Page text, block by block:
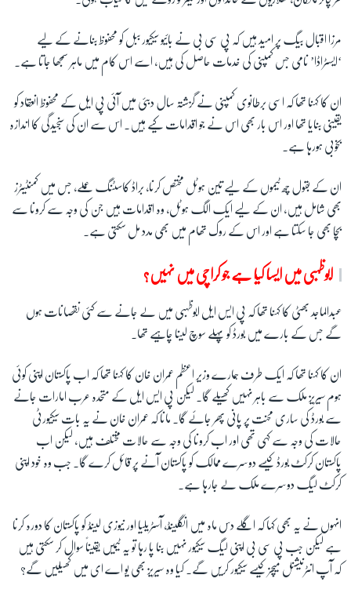
مرزا اقبال بیگ پر امید ہیں کہ پی سی بی نے بائیو سیکیور ببل کو محفوظ بنانے کے لیے
‘ایسٹراڈا’ نامی جس کمپنی کی خدمات حاصل کی ہیں، اسے اس کام میں ماہر سمجھا جاتا ہے۔
ان کا کہنا تھا کہ اسی برطانوی کمپنی نے گزشتہ سال دبئی میں آئی پی ایل کے محفوظ انعقاد کو
یقینی بنایا تھا اور اس بار بھی اس نے جو اقدامات کیے ہیں۔ اس سے ان کی سنجیدگی کا اندازہ
بخوبی ہورہا ہے۔
ان کے بقول چھ ٹیموں کے لیے تین ہوٹل مختص کرنا، براڈ کاسٹنگ عملے، جس میں کمنٹیٹرز
بھی شامل ہیں، ان کے لیے ایک الگ ہوٹل، وہ اقدامات ہیں جن کی وجہ سے کرونا سے
بچا بھی جا سکتا ہے اور اس کے روک تھام میں بھی مدد مل سکتی ہے۔
ابوظہبی میں ایسا کیا ہے جو کراچی میں نہیں؟
عبدالماجد بھٹی کا کہنا تھا کہ پی ایس ایل ابوظہبی میں لے جانے سے کئی نقصانات ہوں
گے جس کے بارے میں بورڈ کو پہلے سوچ لینا چاہیے تھا۔
ان کا کہنا تھا کہ ایک طرف ہمارے وزیر اعظم عمران خان کا کہنا تھا کہ اب پاکستان اپنی کوئی
ہوم سیریز ملک سے باہر نہیں کھیلے گا۔ لیکن پی ایس ایل کے متحدہ عرب امارات جانے
سے بورڈ کی ساری محنت پر پانی پھر جائے گا۔ مانا کہ عمران خان نے یہ بات سیکیورٹی
حالات کی وجہ سے کہی تھی اور اب کرونا کی وجہ سے حالات مختلف ہیں، لیکن اب
پاکستان کرکٹ بورڈ کیسے دوسرے ممالک کو پاکستان آنے پر قائل کرے گا۔ جب وہ خود اپنی
کرکٹ لیگ دوسرے ملک لے جارہا ہے۔
انہوں نے یہ بھی کہا کہ اگلے دس ماہ میں انگلینڈ، آسٹریلیا اور نیوزی لینڈ کو پاکستان کا دورہ کرنا
ہے لیکن جب پی سی بی اپنی لیگ سیکیور نہیں بنا پا رہا تو یہ ٹیمیں یقیناً سوال کر سکتی ہیں
کہ آپ انٹرنیشنل میچز کیسے سیکیور کریں گے۔ کیا وہ سیریز بھی یو اے ای میں کھیلیں گے؟